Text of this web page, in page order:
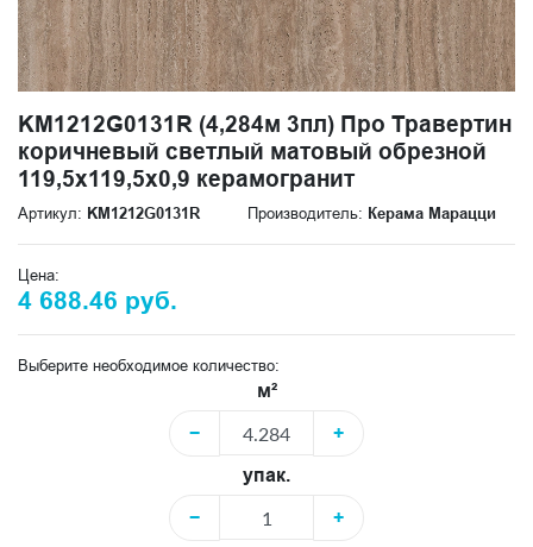
KM1212G0131R (4,284м 3пл) Про Травертин
коричневый светлый матовый обрезной
119,5x119,5x0,9 керамогранит
Артикул: KM1212G0131R Производитель: Керама Марацци
Цена:
4 688.46 руб.
Выберите необходимое количество:
м²
−
+
упак.
−
+